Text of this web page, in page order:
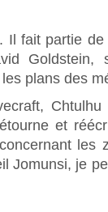
Il fait partie de
Goldstein,
plans des
et
les
Jomunsi, je